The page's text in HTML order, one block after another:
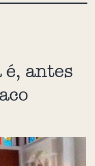
antes